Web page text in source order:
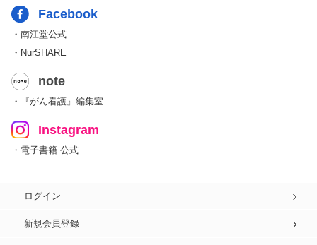
Facebook
・南江堂公式
・NurSHARE
note
・『がん看護』編集室
Instagram
・電子書籍 公式
ログイン
新規会員登録